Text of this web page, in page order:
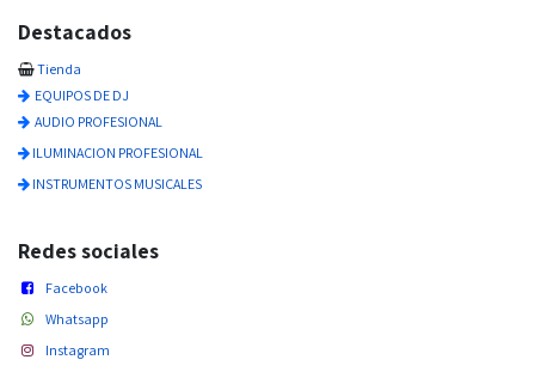
Destacados
Tienda
EQUIPOS DE DJ
AUDIO PROFESIONAL
ILUMINACION PROFESIONAL
INSTRUMENTOS MUSICALES
Redes sociales
Facebook
Whatsapp
Instagram